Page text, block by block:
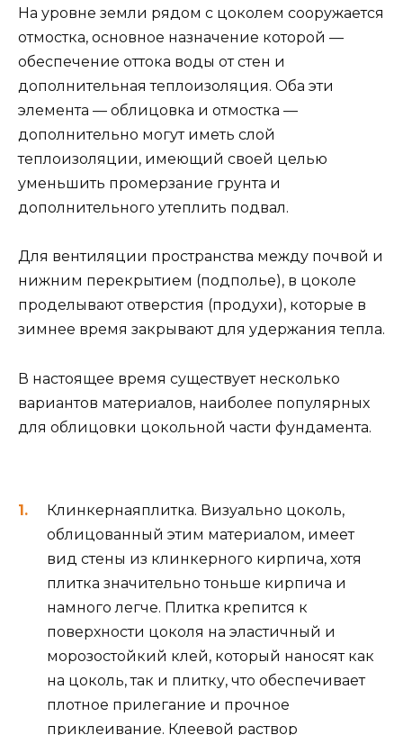
На уровне земли рядом с цоколем сооружается
отмостка, основное назначение которой —
обеспечение оттока воды от стен и
дополнительная теплоизоляция. Оба эти
элемента — облицовка и отмостка —
дополнительно могут иметь слой
теплоизоляции, имеющий своей целью
уменьшить промерзание грунта и
дополнительного утеплить подвал.
Для вентиляции пространства между почвой и
нижним перекрытием (подполье), в цоколе
проделывают отверстия (продухи), которые в
зимнее время закрывают для удержания тепла.
В настоящее время существует несколько
вариантов материалов, наиболее популярных
для облицовки цокольной части фундамента.
Клинкернаяплитка. Визуально цоколь,
облицованный этим материалом, имеет
вид стены из клинкерного кирпича, хотя
плитка значительно тоньше кирпича и
намного легче. Плитка крепится к
поверхности цоколя на эластичный и
морозостойкий клей, который наносят как
на цоколь, так и плитку, что обеспечивает
плотное прилегание и прочное
приклеивание. Клеевой раствор